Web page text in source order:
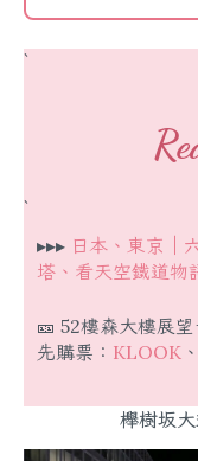
`
`
▸▸▸ 日本、東京｜
塔、看天空鐵道物
🎫 52樓森大樓展
先購票： KLOOK、
櫸樹坂